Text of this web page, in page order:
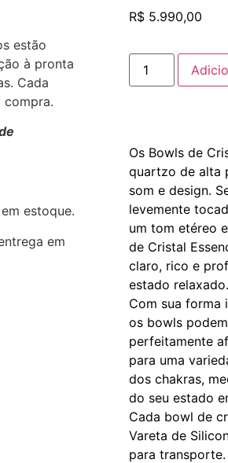
estão
à pronta
Cada
compra.
estoque.
em
R$5.990,00
Os Bowls de
quartzo de alta
som e design.
levemente
um tom etéreo
de Cristal
claro, rico e
estado
Com sua forma
os bowls
perfeitamente
para uma
dos chakras,
do seu estado
Cada bowl de
Vareta de
para transporte.